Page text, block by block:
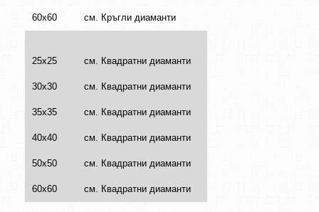
60х60 см. Кръгли диаманти
25х25 см. Квадратни диаманти
30х30 см. Квадратни диаманти
35х35 см. Квадратни диаманти
40х40 см. Квадратни диаманти
50х50 см. Квадратни диаманти
60х60 см. Квадратни диаманти